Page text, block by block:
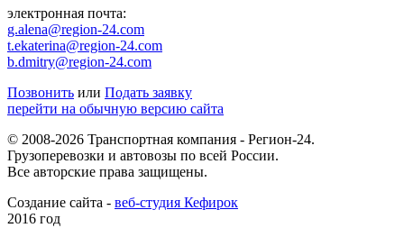
электронная почта:
g.alena@region-24.com
t.ekaterina@region-24.com
b.dmitry@region-24.com
Позвонить или Подать заявку
перейти на обычную версию сайта
© 2008-2026 Транспортная компания - Регион-24.
Грузоперевозки и автовозы по всей России.
Все авторские права защищены.
Создание сайта - веб-студия Кефирок
2016 год